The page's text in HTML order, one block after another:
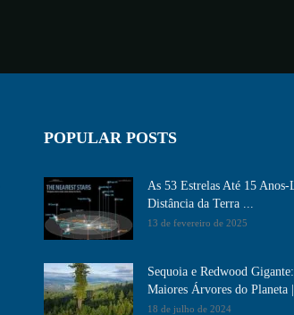
POPULAR POSTS
As 53 Estrelas Até 15 Anos-
Distância da Terra ...
13 de fevereiro de 2025
Sequoia e Redwood
Maiores Árvores do Planeta
18 de julho de 2024